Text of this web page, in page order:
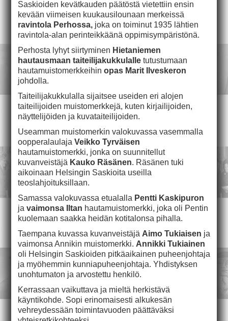
Saskioiden kevätkauden päätöstä vietettiin ensin
kevään viimeisen kuukausilounaan merkeissä
ravintola Perhossa,joka on toiminut 1935 lähtien
ravintola-alan perinteikkäänä oppimisympäristönä.
Perhosta lyhyt siirtyminen Hietaniemen
hautausmaan taiteilijakukkulalletutustumaan
hautamuistomerkkeihin opasMarit Ilveskeron
johdolla.
Taiteilijakukkulalla sijaitsee useiden eri alojen
taiteilijoiden muistomerkkejä, kuten kirjailijoiden,
näyttelijöiden ja kuvataiteilijoiden.
Useamman muistomerkin valokuvassa vasemmalla
oopperalaulaja Veikko Tyrväisen
hautamuistomerkki, jonka on suunnitellut
kuvanveistäjä Kauko Räsänen. Räsänen tuki
aikoinaan Helsingin Saskioita useilla
teoslahjoituksillaan.
Samassa valokuvassa etualalla Pentti Kaskipuron
ja vaimonsa Iltan hautamuistomerkki, joka oli Pentin
kuolemaan saakka heidän kotitalonsa pihalla.
Taempana kuvassa kuvanveistäjä Aimo Tukiaisen ja
vaimonsa Annikin muistomerkki. Annikki Tukiainen
oli Helsingin Saskioiden pitkäaikainen puheenjohtaja
ja myöhemmin kunniapuheenjohtaja. Yhdistyksen
unohtumaton ja arvostettu henkilö.
Kerrassaan vaikuttava ja mieltä herkistävä
käyntikohde. Sopi erinomaisesti alkukesän
vehreydessään toimintavuoden päättäväksi